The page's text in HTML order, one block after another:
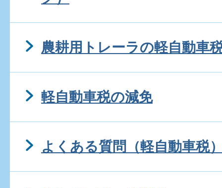
農耕用トレーラの軽自動車
軽自動車税の減免
よくある質問（軽自動車税